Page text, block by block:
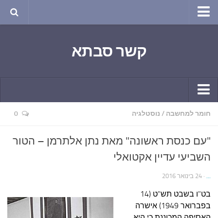
שירה
חגים ומועדים
ספורט בריאות וקורונה
הקונדיטוריה
קשר סבתא
קשר יומי
תחביבים
סרטונים ואנימציה
סרטים מומלצים
חומר למחשבה / נוסטלגיה 0
"עם כנסת ראשונה" מאת נתן אלתרמן – הטור
השביעי עדיין אקטואלי
... · 24 בינואר 2016
בט"ו בשבט תש"ט (14
בפברואר 1949) אישרה